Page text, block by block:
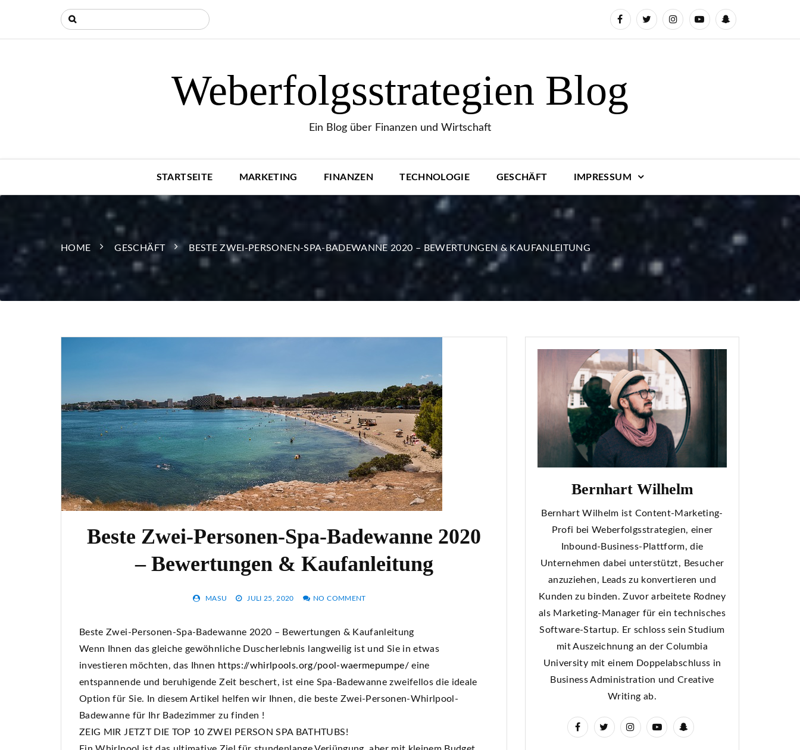
Weberfolgsstrategien Blog
Ein Blog über Finanzen und Wirtschaft
STARTSEITE MARKETING FINANZEN TECHNOLOGIE GESCHÄFT IMPRESSUM
HOME GESCHÄFT BESTE ZWEI-PERSONEN-SPA-BADEWANNE 2020 – BEWERTUNGEN & KAUFANLEITUNG
Beste Zwei-Personen-Spa-Badewanne 2020
– Bewertungen & Kaufanleitung
MASU JULI 25, 2020 NO COMMENT
Beste Zwei-Personen-Spa-Badewanne 2020 – Bewertungen & Kaufanleitung
Wenn Ihnen das gleiche gewöhnliche Duscherlebnis langweilig ist und Sie in etwas
investieren möchten, das Ihnen https://whirlpools.org/pool-waermepumpe/eine
entspannende und beruhigende Zeit beschert, ist eine Spa-Badewanne zweifellos die ideale
Option für Sie. In diesem Artikel helfen wir Ihnen, die beste Zwei-Personen-Whirlpool-
Badewanne für Ihr Badezimmer zu finden !
ZEIG MIR JETZT DIE TOP 10 ZWEI PERSON SPA BATHTUBS!
Bernhart Wilhelm
Bernhart Wilhelm ist Content-Marketing-
Profi bei Weberfolgsstrategien, einer
Inbound-Business-Plattform, die
Unternehmen dabei unterstützt, Besucher
anzuziehen, Leads zu konvertieren und
Kunden zu binden. Zuvor arbeitete Rodney
als Marketing-Manager für ein technisches
Software-Startup. Er schloss sein Studium
mit Auszeichnung an der Columbia
University mit einem Doppelabschluss in
Business Administration und Creative
Writing ab.